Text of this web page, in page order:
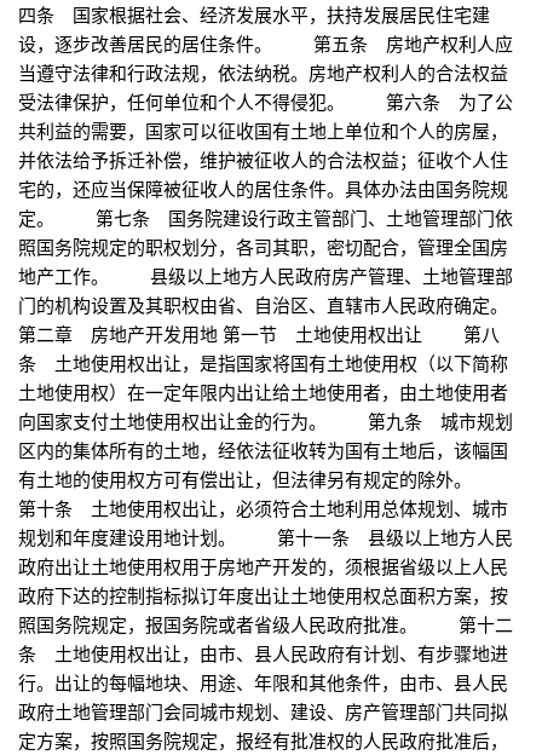
四条 国家根据社会、经济发展水平，扶持发展居民住宅建
设，逐步改善居民的居住条件。 第五条 房地产权利人应
当遵守法律和行政法规，依法纳税。房地产权利人的合法权益
受法律保护，任何单位和个人不得侵犯。 第六条 为了公
共利益的需要，国家可以征收国有土地上单位和个人的房屋，
并依法给予拆迁补偿，维护被征收人的合法权益；征收个人住
宅的，还应当保障被征收人的居住条件。具体办法由国务院规
定。 第七条 国务院建设行政主管部门、土地管理部门依
照国务院规定的职权划分，各司其职，密切配合，管理全国房
地产工作。 县级以上地方人民政府房产管理、土地管理部
门的机构设置及其职权由省、自治区、直辖市人民政府确定。
第二章 房地产开发用地 第一节 土地使用权出让 第八
条 土地使用权出让，是指国家将国有土地使用权（以下简称
土地使用权）在一定年限内出让给土地使用者，由土地使用者
向国家支付土地使用权出让金的行为。 第九条 城市规划
区内的集体所有的土地，经依法征收转为国有土地后，该幅国
有土地的使用权方可有偿出让，但法律另有规定的除外。
第十条 土地使用权出让，必须符合土地利用总体规划、城市
规划和年度建设用地计划。 第十一条 县级以上地方人民
政府出让土地使用权用于房地产开发的，须根据省级以上人民
政府下达的控制指标拟订年度出让土地使用权总面积方案，按
照国务院规定，报国务院或者省级人民政府批准。 第十二
条 土地使用权出让，由市、县人民政府有计划、有步骤地进
行。出让的每幅地块、用途、年限和其他条件，由市、县人民
政府土地管理部门会同城市规划、建设、房产管理部门共同拟
定方案，按照国务院规定，报经有批准权的人民政府批准后，